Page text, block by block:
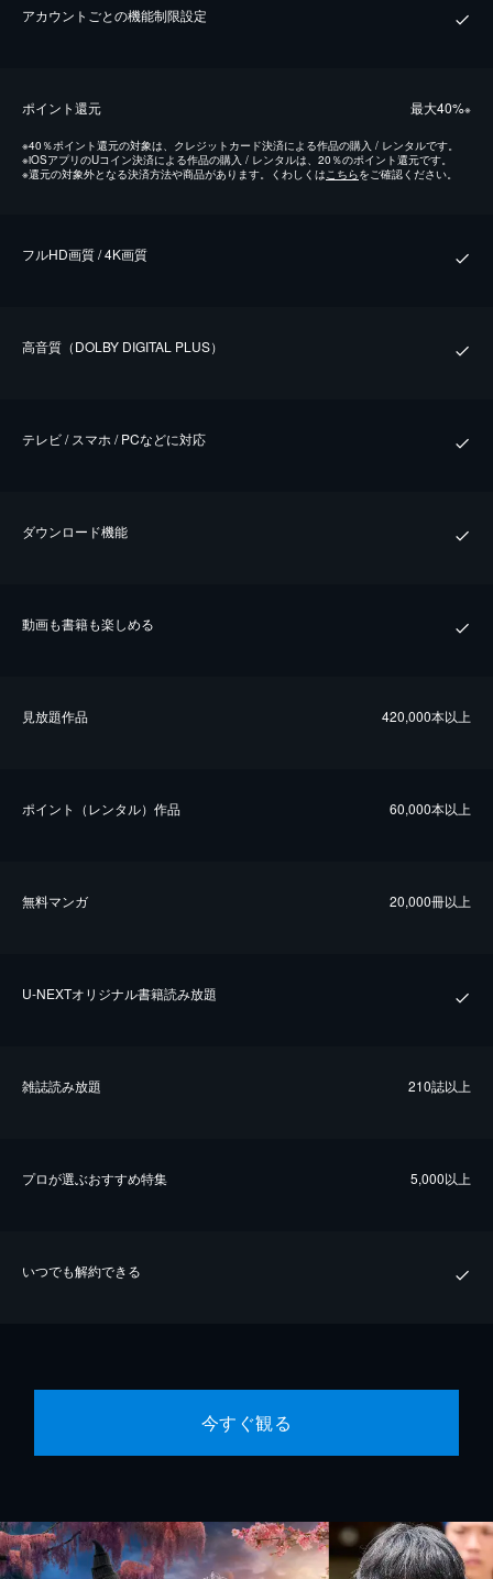
アカウントごとの機能制限設定
ポイント還元 最⼤40%※
※40％ポイント還元の対象は、クレジットカード決済による作品の購入 / レンタルです。
※iOSアプリのUコイン決済による作品の購入 / レンタルは、20％のポイント還元です。
※還元の対象外となる決済方法や商品があります。くわしくは こちらをご確認ください。
フルHD画質 / 4K画質
⾼⾳質（DOLBY DIGITAL PLUS）
テレビ / スマホ / PCなどに対応
ダウンロード機能
動画も書籍も楽しめる
⾒放題作品 420,000本以上
ポイント（レンタル）作品 60,000本以上
無料マンガ 20,000冊以上
U-NEXTオリジナル書籍読み放題
雑誌読み放題 210誌以上
プロが選ぶおすすめ特集 5,000以上
いつでも解約できる
今すぐ観る